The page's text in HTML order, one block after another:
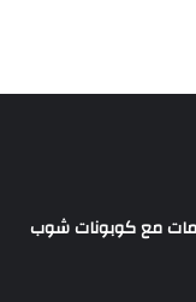
مع كوبونات شوب